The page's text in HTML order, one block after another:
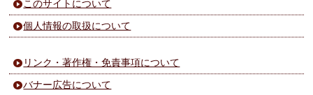
このサイトについて
個人情報の取扱について
リンク・著作権・免責事項について
バナー広告について